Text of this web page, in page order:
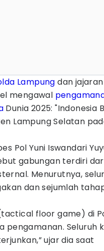
Lampung dan jajaran
mengawal
Dunia 2025: "Indonesia
Lampung Selatan
Pol Yuni Iswandari
gabungan terdiri dari
Menurutnya,
dan sejumlah
floor game) di
pengamanan. Seluruh
ujar dia saat